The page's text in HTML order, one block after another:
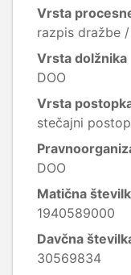
Vrsta
razpis dražbe
Vrsta dolžnika
DOO
Vrsta
stečajni
DOO
Matična
1940589000
Davčna
30569834